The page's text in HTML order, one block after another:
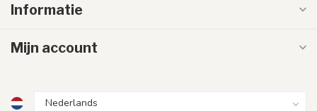
Informatie
Mijn account